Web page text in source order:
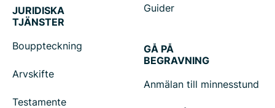
Guider
JURIDISKA
TJÄNSTER
Bouppteckning
Arvskifte
Testamente
GÅ PÅ
BEGRAVNING
Anmälan till minnesstund